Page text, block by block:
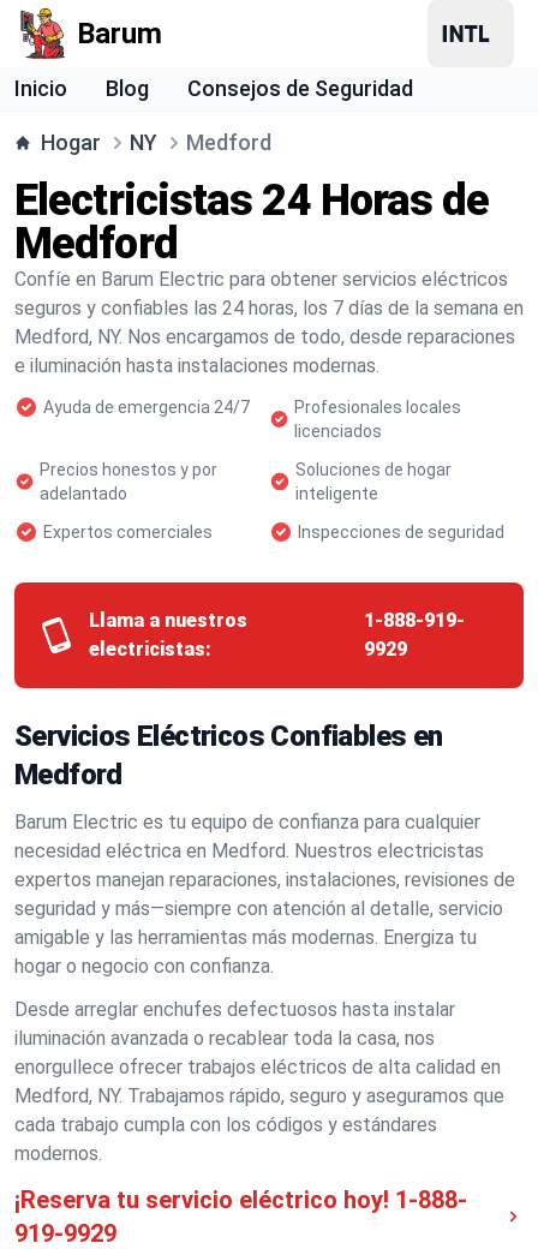
Barum
Inicio Blog Consejos de Seguridad
Hogar NY Medford
Electricistas 24 Horas de
Medford
Confíe en Barum Electric para obtener servicios eléctricos
seguros y confiables las 24 horas, los 7 días de la semana en
Medford, NY. Nos encargamos de todo, desde reparaciones
e iluminación hasta instalaciones modernas.
Ayuda de emergencia 24/7
Profesionales locales
licenciados
Precios honestos y por
adelantado
Soluciones de hogar
inteligente
Expertos comerciales
Inspecciones de seguridad
Llama a nuestros
electricistas:
1-888-919-
9929
Servicios Eléctricos Confiables en
Medford
Barum Electric es tu equipo de confianza para cualquier
necesidad eléctrica en Medford. Nuestros electricistas
expertos manejan reparaciones, instalaciones, revisiones de
seguridad y más—siempre con atención al detalle, servicio
amigable y las herramientas más modernas. Energiza tu
hogar o negocio con confianza.
Desde arreglar enchufes defectuosos hasta instalar
iluminación avanzada o recablear toda la casa, nos
enorgullece ofrecer trabajos eléctricos de alta calidad en
Medford, NY. Trabajamos rápido, seguro y aseguramos que
cada trabajo cumpla con los códigos y estándares
modernos.
¡Reserva tu servicio eléctrico hoy! 1-888-
919-9929